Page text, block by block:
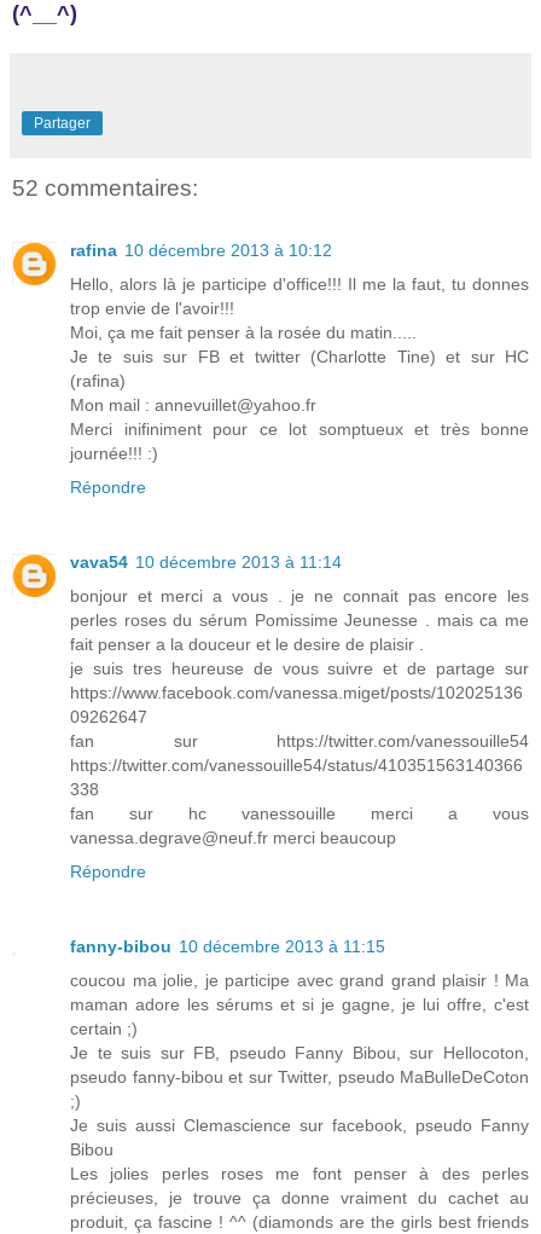
(^__^)
Partager
52 commentaires:
rafina 10 décembre 2013 à 10:12
Hello, alors là je participe d'office!!! Il me la faut, tu donnes
trop envie de l'avoir!!!
Moi, ça me fait penser à la rosée du matin.....
Je te suis sur FB et twitter (Charlotte Tine) et sur HC
(rafina)
Mon mail : annevuillet@yahoo.fr
Merci inifiniment pour ce lot somptueux et très bonne
journée!!! :)
Répondre
vava54 10 décembre 2013 à 11:14
bonjour et merci a vous . je ne connait pas encore les
perles roses du sérum Pomissime Jeunesse . mais ca me
fait penser a la douceur et le desire de plaisir .
je suis tres heureuse de vous suivre et de partage sur
https://www.facebook.com/vanessa.miget/posts/102025136
09262647
fan sur https://twitter.com/vanessouille54
https://twitter.com/vanessouille54/status/410351563140366
338
fan sur hc vanessouille merci a vous
vanessa.degrave@neuf.fr merci beaucoup
Répondre
fanny-bibou 10 décembre 2013 à 11:15
coucou ma jolie, je participe avec grand grand plaisir ! Ma
maman adore les sérums et si je gagne, je lui offre, c'est
certain ;)
Je te suis sur FB, pseudo Fanny Bibou, sur Hellocoton,
pseudo fanny-bibou et sur Twitter, pseudo MaBulleDeCoton
;)
Je suis aussi Clemascience sur facebook, pseudo Fanny
Bibou
Les jolies perles roses me font penser à des perles
précieuses, je trouve ça donne vraiment du cachet au
produit, ça fascine ! ^^ (diamonds are the girls best friends